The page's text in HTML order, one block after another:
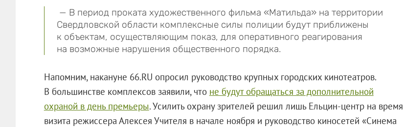
— В период проката художественного фильма «Матильда» на территории
Свердловской области комплексные силы полиции будут приближены
к объектам, осуществляющим показ, для оперативного реагирования
на возможные нарушения общественного порядка.
Напомним, накануне 66.RU опросил руководство крупных городских кинотеатров.
В большинстве комплексов заявили, что не будут обращаться за дополнительной
охраной в день премьеры. Усилить охрану зрителей решил лишь Ельцин-центр на время
визита режиссера Алексея Учителя в начале ноября и руководство киносетей «Синема